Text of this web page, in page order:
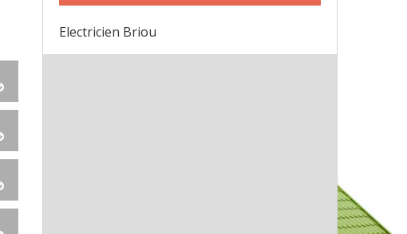
Electricien Briou